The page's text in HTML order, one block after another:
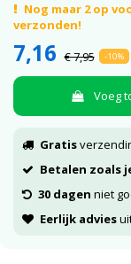
Nog maar 2 op
verzonden!
7,16 € 7,95 -10%
Voeg
Gratis
Betalen zoals
30 dagen niet
Eerlijk advies